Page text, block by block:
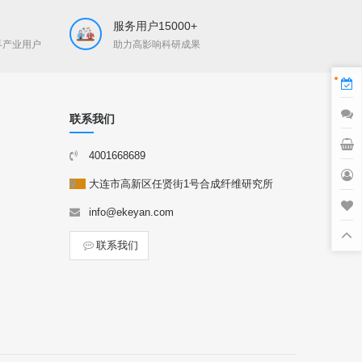
业用户
服务用户15000+
助力高影响科研成果
联系我们
4001668689
大连市高新区任贤街1号合成纤维研究所
info@ekeyan.com
联系我们